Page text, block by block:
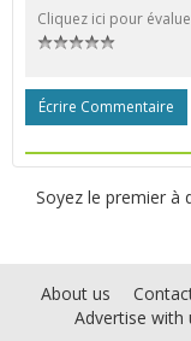
Cliquez ici pour
Écrire Commentaire
Soyez le premier à
About us
Advertise with